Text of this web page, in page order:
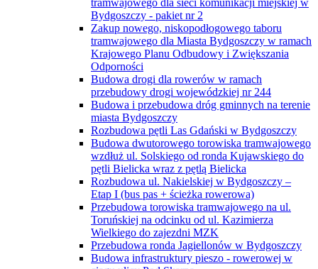
Bydgoszczy - pakiet nr 2
Zakup nowego, niskopodłogowego taboru
tramwajowego dla Miasta Bydgoszczy w ramach
Krajowego Planu Odbudowy i Zwiększania
Odporności
Budowa drogi dla rowerów w ramach
przebudowy drogi wojewódzkiej nr 244
Budowa i przebudowa dróg gminnych na terenie
miasta Bydgoszczy
Rozbudowa pętli Las Gdański w Bydgoszczy
Budowa dwutorowego torowiska tramwajowego
wzdłuż ul. Solskiego od ronda Kujawskiego do
pętli Bielicka wraz z pętlą Bielicka
Rozbudowa ul. Nakielskiej w Bydgoszczy –
Etap I (bus pas + ścieżka rowerowa)
Przebudowa torowiska tramwajowego na ul.
Toruńskiej na odcinku od ul. Kazimierza
Wielkiego do zajezdni MZK
Przebudowa ronda Jagiellonów w Bydgoszczy
Budowa infrastruktury pieszo - rowerowej w